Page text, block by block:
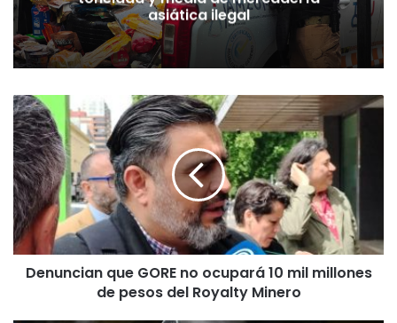
asiática ilegal
D
e
n
u
n
c
i
a
n
Denuncian que GORE no ocupará 10 mil millones
de pesos del Royalty Minero